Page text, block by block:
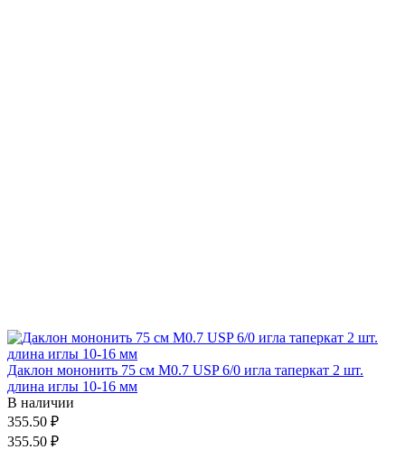
Даклон мононить 75 см М0.7 USP 6/0 игла таперкат 2 шт.
длина иглы 10-16 мм
В наличии
355.50 ₽
355.50 ₽